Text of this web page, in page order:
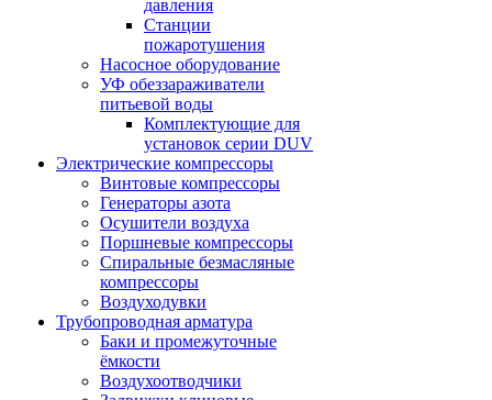
давления
Станции
пожаротушения
Насосное оборудование
УФ обеззараживатели
питьевой воды
Комплектующие для
установок серии DUV
Электрические компрессоры
Винтовые компрессоры
Генераторы азота
Осушители воздуха
Поршневые компрессоры
Спиральные безмасляные
компрессоры
Воздуходувки
Трубопроводная арматура
Баки и промежуточные
ёмкости
Воздухоотводчики